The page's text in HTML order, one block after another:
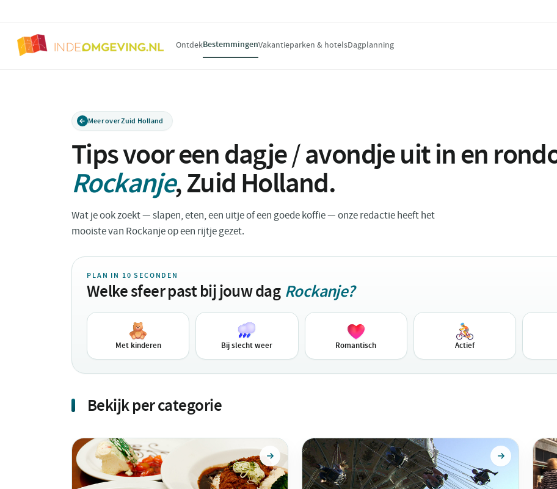
OntdekBestemmingenVakantieparken & hotelsDagplanning
Meer over Zuid Holland
Tips voor een dagje / avondje uit in en
Rockanje,Zuid Holland.
Wat je ook zoekt — slapen, eten, een uitje of een goede koffie — onze redactie heeft het
mooiste van Rockanje op een rijtje gezet.
PLAN IN 10 SECONDEN
Welke sfeer past bij jouw dag Rockanje?
Met kinderen Bij slecht weer Romantisch Actief
Bekijk per categorie